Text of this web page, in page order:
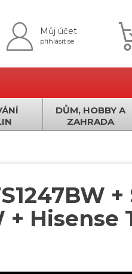
Můj účet
přihlásit se
DŮM, HOBBY A
ZAHRADA
+
+ Hisense